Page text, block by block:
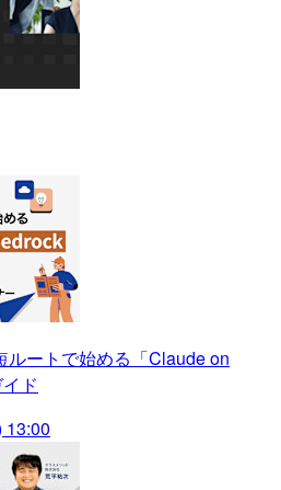
ルートで始める「Claude on
ド
13:00